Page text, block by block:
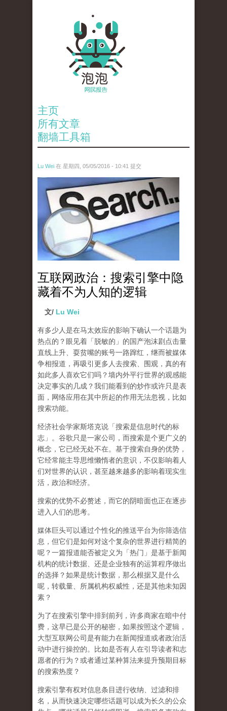
主页
所有文章
翻墙工具箱
Lu Wei 在 星期四, 05/05/2016 - 10:41 提交
wen_tou_tu_3.jpeg
互联网政治：搜索引擎中隐
藏着不为人知的逻辑
文/ Lu Wei
有多少人是在马太效应的影响下确认一个话题为
热点的？眼见着「脱敏的」的国产泡沫剧点击量
直线上升、耍贫嘴的账号一路蹿红，继而被媒体
争相报道，再吸引更多人去搜索、围观，真的有
如此多人喜欢它们吗？墙内外平行世界的观感能
决定事实的几成？我们能看到的炒作或许只是表
面，网络应用在其中所起的作用无法忽视，比如
搜索功能。
经济社会学家斯塔克说「搜索是信息时代的标
志」。谷歌只是一家公司，而搜索是个更广义的
概念，它已经无处不在。基于搜索自身的优势，
它经常能主导思维懒惰者的意识，不仅影响着人
们对世界的认识， 甚至越来越多的影响着现实生
活，政治和经济。
搜索的优势不必赘述，而它的阴暗面也正在逐步
进入人们的思考。
媒体巨头可以通过个性化的推送平台为你筛选信
息，但它们是如何对这个复杂的世界进行精简的
呢？一篇报道能否被定义为「热门」是基于新闻
机构的统计数据、还是企业独有的运算程序做出
的选择？如果是统计数据，那么根据又是什么
呢，转载量、所属机构权威性，还是其他未知因
素？
为了在搜索引擎中排到前列，许多商家在暗中付
费，这早已是公开的秘密，如果按照这个逻辑，
大型互联网公司是有能力在新闻报道或者政治活
动中进行操控的。比如是否有人在引导读者和志
愿者的行为？或者通过某种算法来提升预期目标
的搜索热度？
搜索引擎有权对信息条目进行收纳、过滤和排
名，从而快速决定哪些话题可以成为长久的公众